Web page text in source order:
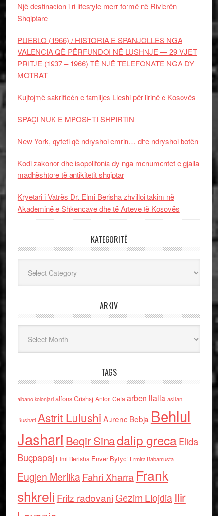
Një destinacion i ri lifestyle merr formë në Rivierën
Shqiptare
PUEBLO (1966) / HISTORIA E SPANJOLLES NGA
VALENCIA QË PËRFUNDOI NË LUSHNJE — 29 VJET
PRITJE (1937 – 1966) TË NJË TELEFONATE NGA DY
MOTRAT
Kujtojmë sakrificën e familjes Lleshi për lirinë e Kosovës
SPAÇI NUK E MPOSHTI SHPIRTIN
New York, qyteti që ndryshoi emrin… dhe ndryshoi botën
Kodi zakonor dhe isopolifonia dy nga monumentet e gjalla
madhështore të antikitetit shqiptar
Kryetari i Vatrës Dr. Elmi Berisha zhvilloi takim në
Akademinë e Shkencave dhe të Arteve të Kosovës
KATEGORITË
ARKIV
TAGS
albano kolonjari alfons Grishaj Anton Cefa arben llalla asllan
Bushati Astrit Lulushi Aurenc Bebja Behlul
Jashari Beqir Sinadalip grecaElida
Buçpapaj Elmi Berisha Enver Bytyci Ermira Babamusta
Eugjen MerlikaFahri Xharra Frank
shkreli Fritz radovaniGezim Llojdia Ilir